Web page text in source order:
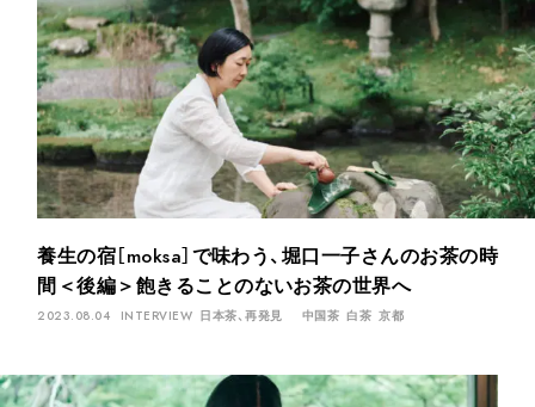
INTERVIEW
Ocha SURU? Lab.
PAUSE & INSPIRE
ファーストプレイスで、お茶を
COLOURS BY CHAGOCORO
養生の宿［moksa］で味わう、堀口一子さんのお茶の時
間＜後編＞飽きることのないお茶の世界へ
2023.08.04 INTERVIEW 日本茶、再発見 中国茶 白茶 京都